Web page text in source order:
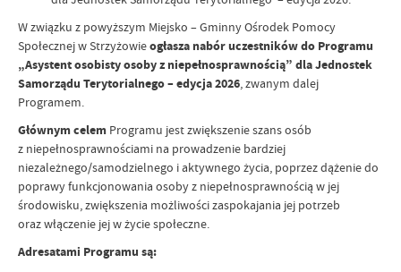
W związku z powyższym Miejsko – Gminny Ośrodek Pomocy
Społecznej w Strzyżowieogłasza nabór uczestników do Programu
„Asystent osobisty osoby z niepełnosprawnością” dla Jednostek
Samorządu Terytorialnego – edycja 2026, zwanym dalej
Programem.
Głównym celem Programu jest zwiększenie szans osób
z niepełnosprawnościami na prowadzenie bardziej
niezależnego/samodzielnego i aktywnego życia, poprzez dążenie do
poprawy funkcjonowania osoby z niepełnosprawnością w jej
środowisku, zwiększenia możliwości zaspokajania jej potrzeb
oraz włączenie jej w życie społeczne.
Adresatami Programu są: